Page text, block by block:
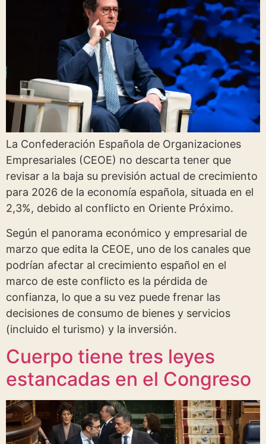
La Confederación Española de Organizaciones
Empresariales (CEOE) no descarta tener que
revisar a la baja su previsión actual de crecimiento
para 2026 de la economía española, situada en el
2,3%, debido al conflicto en Oriente Próximo.
Según el panorama económico y empresarial de
marzo que edita la CEOE, uno de los canales que
podrían afectar al crecimiento español en el
marco de este conflicto es la pérdida de
confianza, lo que a su vez puede frenar las
decisiones de consumo de bienes y servicios
(incluido el turismo) y la inversión.
Cuerpo tiene tres leyes
estancadas en el Congreso